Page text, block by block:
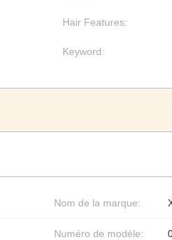
Hair Features:
Keyword:
Nom de la marque:
Numéro de modèle: